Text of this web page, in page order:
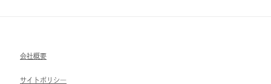
会社概要
サイトポリシ―